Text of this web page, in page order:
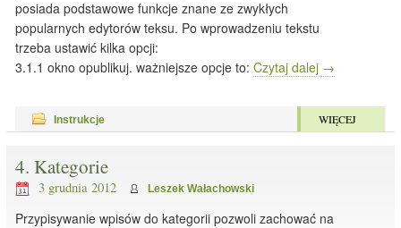
posiada podstawowe funkcje znane ze zwykłych
popularnych edytorów teksu. Po wprowadzeniu tekstu
trzeba ustawić kilka opcji:
3.1.1 okno opublikuj. ważniejsze opcje to:Czytaj dalej →
Instrukcje WIĘCEJ
4. Kategorie
3 grudnia 2012 Leszek Wałachowski
Przypisywanie wpisów do kategorii pozwoli zachować na